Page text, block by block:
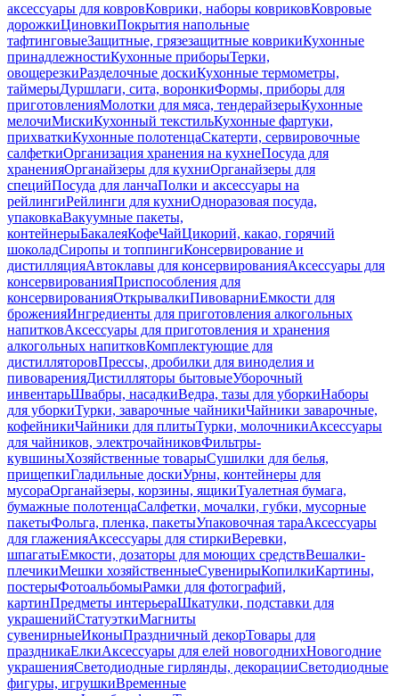
аксессуары для ковровКоврики, наборы ковриковКовровые
дорожкиЦиновкиПокрытия напольные
тафтинговыеЗащитные, грязезащитные коврикиКухонные
принадлежностиКухонные приборыТерки,
овощерезкиРазделочные доскиКухонные термометры,
таймерыДуршлаги, сита, воронкиФормы, приборы для
приготовленияМолотки для мяса, тендерайзерыКухонные
мелочиМискиКухонный текстильКухонные фартуки,
прихваткиКухонные полотенцаСкатерти, сервировочные
салфеткиОрганизация хранения на кухнеПосуда для
храненияОрганайзеры для кухниОрганайзеры для
специйПосуда для ланчаПолки и аксессуары на
рейлингиРейлинги для кухниОдноразовая посуда,
упаковкаВакуумные пакеты,
контейнерыБакалеяКофеЧайЦикорий, какао, горячий
шоколадСиропы и топпингиКонсервирование и
дистилляцияАвтоклавы для консервированияАксессуары для
консервированияПриспособления для
консервированияОткрывалкиПивоварниЕмкости для
броженияИнгредиенты для приготовления алкогольных
напитковАксессуары для приготовления и хранения
алкогольных напитковКомплектующие для
дистилляторовПрессы, дробилки для виноделия и
пивоваренияДистилляторы бытовыеУборочный
инвентарьШвабры, насадкиВедра, тазы для уборкиНаборы
для уборкиТурки, заварочные чайникиЧайники заварочные,
кофейникиЧайники для плитыТурки, молочникиАксессуары
для чайников, электрочайниковФильтры-
кувшиныХозяйственные товарыСушилки для белья,
прищепкиГладильные доскиУрны, контейнеры для
мусораОрганайзеры, корзины, ящикиТуалетная бумага,
бумажные полотенцаСалфетки, мочалки, губки, мусорные
пакетыФольга, пленка, пакетыУпаковочная тараАксессуары
для глаженияАксессуары для стиркиВеревки,
шпагатыЕмкости, дозаторы для моющих средствВешалки-
плечикиМешки хозяйственныеСувенирыКопилкиКартины,
постерыФотоальбомыРамки для фотографий,
картинПредметы интерьераШкатулки, подставки для
украшенийСтатуэткиМагниты
сувенирныеИконыПраздничный декорТовары для
праздникаЕлкиАксессуары для елей новогоднихНовогодние
украшенияСветодиодные гирлянды, декорацииСветодиодные
фигуры, игрушкиВременные